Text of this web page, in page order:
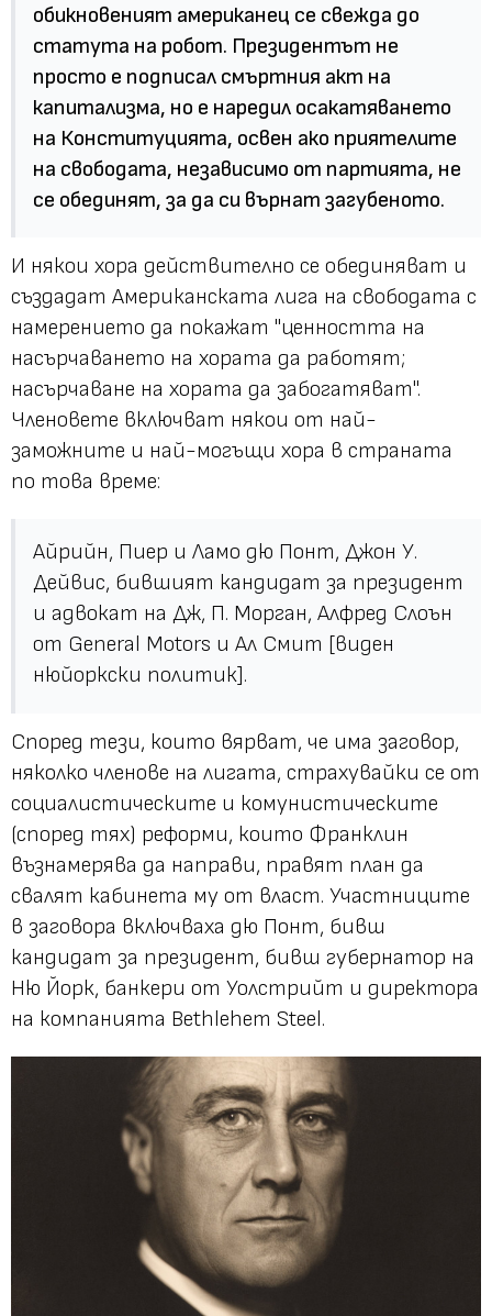
обикновеният американец се свежда до
статута на робот. Президентът не
просто е подписал смъртния акт на
капитализма, но е наредил осакатяването
на Конституцията, освен ако приятелите
на свободата, независимо от партията, не
се обединят, за да си върнат загубеното.
И някои хора действително се обединяват и
създадат Американската лига на свободата с
намерението да покажат "ценността на
насърчаването на хората да работят;
насърчаване на хората да забогатяват".
Членовете включват някои от най-
заможните и най-могъщи хора в страната
по това време:
Айрийн, Пиер и Ламо дю Понт, Джон У.
Дейвис, бившият кандидат за президент
и адвокат на Дж, П. Морган, Алфред Слоън
от General Motors и Ал Смит [виден
нюйоркски политик].
Според тези, които вярват, че има заговор,
няколко членове на лигата, страхувайки се от
социалистическите и комунистическите
(според тях) реформи, които Франклин
възнамерява да направи, правят план да
свалят кабинета му от власт. Участниците
в заговора включваха дю Понт, бивш
кандидат за президент, бивш губернатор на
Ню Йорк, банкери от Уолстрийт и директора
на компанията Bethlehem Steel.